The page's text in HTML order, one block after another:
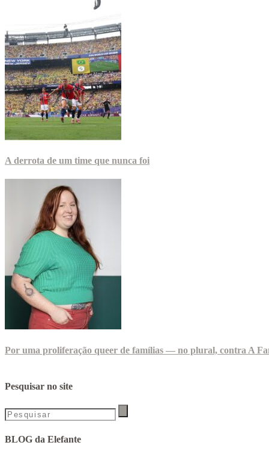
A derrota de um time que nunca foi
Por uma proliferação queer de famílias — no plural, contra A
Pesquisar no site
BLOG da Elefante